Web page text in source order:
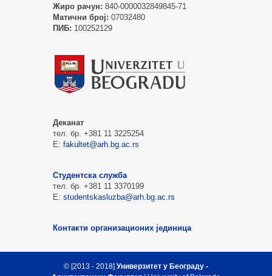
Жиро рачун: 840-0000032849845-71
Матични број: 07032480
ПИБ: 100252129
Деканат
тел. бр. +381 11 3225254
Е: fakultet@arh.bg.ac.rs
Студентска служба
тел. бр. +381 11 3370199
Е: studentskasluzba@arh.bg.ac.rs
Контакти организационих јединица
© [2013 - 2018] Универзитет у Београду -